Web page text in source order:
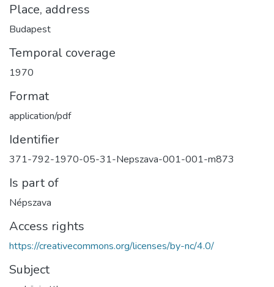
Place, address
Budapest
Temporal coverage
1970
Format
application/pdf
Identifier
371-792-1970-05-31-Nepszava-001-001-m873
Is part of
Népszava
Access rights
https://creativecommons.org/licenses/by-nc/4.0/
Subject